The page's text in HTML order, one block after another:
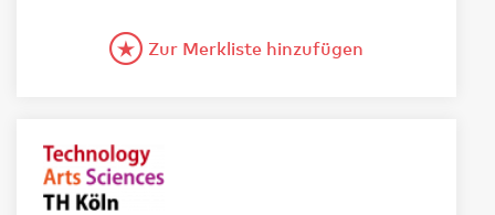
Zur Merkliste hinzufügen